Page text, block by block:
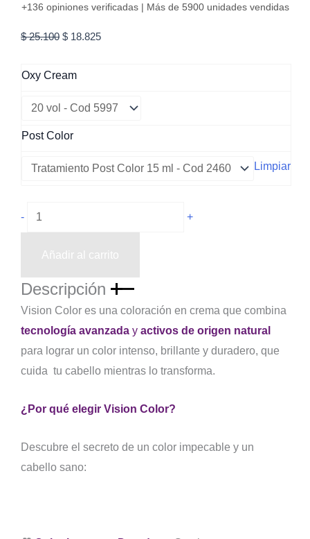
+136 opiniones verificadas | Más de 5900 unidades vendidas
$25.100 El
original
$ 25.100.
$ 18.825El
$ 18.825.
Oxy Cream
Post Color
Limpiar
-
Rubio
Oscuro
Natural
ml
cantidad
+
Añadir al carrito
Descripción
Vision Color es una coloración en crema que combina
tecnología avanzada y activos de origen natural
para lograr un color intenso, brillante y duradero, que
cuida tu cabello mientras lo transforma.
¿Por qué elegir Vision Color?
Descubre el secreto de un color impecable y un
cabello sano: